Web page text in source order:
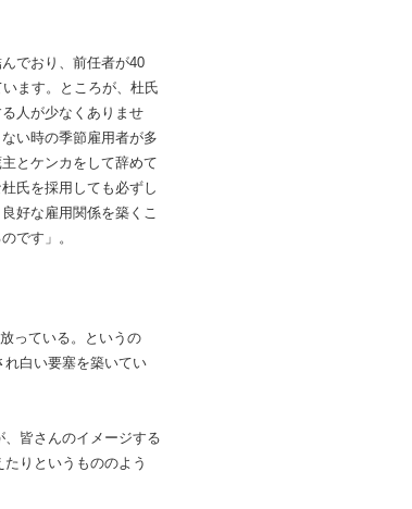
でおり、前任者が40
ます。ところが、杜氏
人が少なくありませ
い時の季節雇用者が多
とケンカをして辞めて
氏を採用しても必ずし
好な雇用関係を築くこ
です」。
っている。というの
れ白い要塞を築いてい
皆さんのイメージする
りというもののよう